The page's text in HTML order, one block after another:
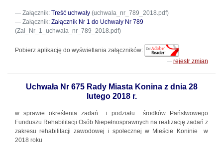
Załącznik: Treść uchwały (uchwala_nr_789_2018.pdf)
Załącznik: Załącznik Nr 1 do Uchwały Nr 789
(Zal_Nr_1_uchwala_nr_789_2018.pdf)
Pobierz aplikację do wyświetlania załączników:
rejestr zmian
Uchwała Nr 675 Rady Miasta Konina z dnia 28
lutego 2018 r.
w sprawie określenia zadań i podziału środków Państwowego
Funduszu Rehabilitacji Osób Niepełnosprawnych na realizację zadań z
zakresu rehabilitacji zawodowej i społecznej w Mieście Koninie w
2018 roku